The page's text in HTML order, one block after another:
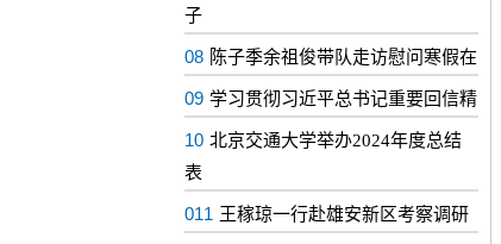
子
08 陈子季余祖俊带队走访慰问寒假在
09 学习贯彻习近平总书记重要回信精
10 北京交通大学举办2024年度总结
表
011 王稼琼一行赴雄安新区考察调研